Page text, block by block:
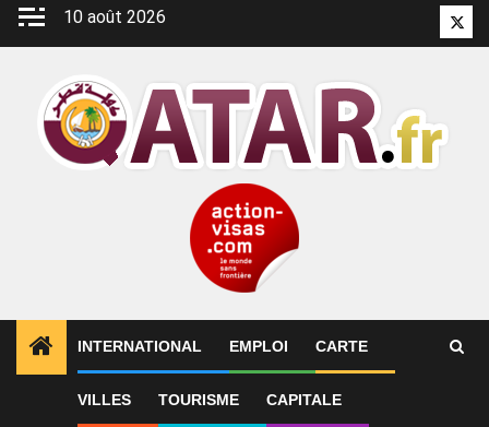
Aller
10 août 2026
INTERNATIONAL EMPLOI CARTE
VILLES TOURISME CAPITALE
International